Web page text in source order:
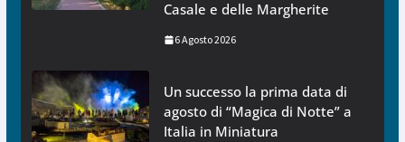
Casale e delle Margherite
6 Agosto 2026
Un successo la prima data di
agosto di “Magica di Notte” a
Italia in Miniatura